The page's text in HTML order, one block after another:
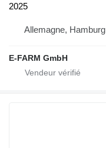
2025
Allemagne, Hamburg
E-FARM GmbH